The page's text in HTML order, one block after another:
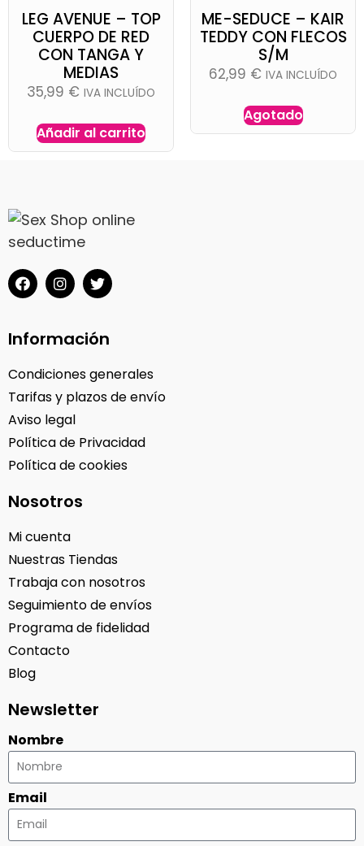
LEG AVENUE – TOP
CUERPO DE RED
CON TANGA Y
MEDIAS
35,99 € IVA INCLUÍDO
Añadir al carrito
ME-SEDUCE – KAIR
TEDDY CON FLECOS
S/M
62,99 € IVA INCLUÍDO
Agotado
Información
Condiciones generales
Tarifas y plazos de envío
Aviso legal
Política de Privacidad
Política de cookies
Nosotros
Mi cuenta
Nuestras Tiendas
Trabaja con nosotros
Seguimiento de envíos
Programa de fidelidad
Contacto
Blog
Newsletter
Nombre
Email